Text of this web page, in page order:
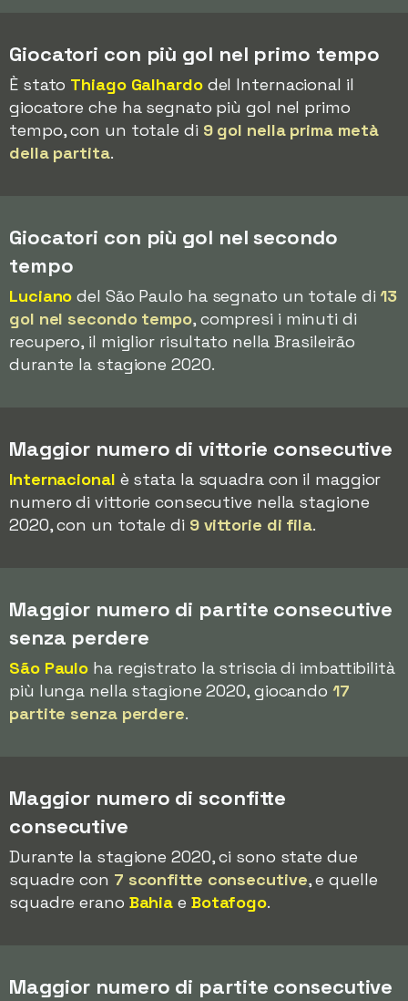
Giocatori con più gol nel primo tempo
È stato Thiago Galhardodel Internacional il
giocatore che ha segnato più gol nel primo
tempo, con un totale di 9 gol nella prima metà
della partita.
Giocatori con più gol nel secondo
tempo
Luciano del São Paulo ha segnato un totale di13
gol nel secondo tempo, compresi i minuti di
recupero, il miglior risultato nella Brasileirão
durante la stagione 2020.
Maggior numero di vittorie consecutive
Internacional è stata la squadra con il maggior
numero di vittorie consecutive nella stagione
2020, con un totale di 9 vittorie di fila.
Maggior numero di partite consecutive
senza perdere
São Paulo ha registrato la striscia di imbattibilità
più lunga nella stagione 2020, giocando 17
partite senza perdere.
Maggior numero di sconfitte
consecutive
Durante la stagione 2020, ci sono state due
squadre con 7 sconfitte consecutive, e quelle
squadre erano Bahia e Botafogo.
Maggior numero di partite consecutive